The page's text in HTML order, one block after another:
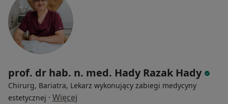
prof. dr hab. n. med. Hady Razak Hady
Chirurg, Bariatra, Lekarz wykonujący zabiegi medycyny
estetycznej · Więcej